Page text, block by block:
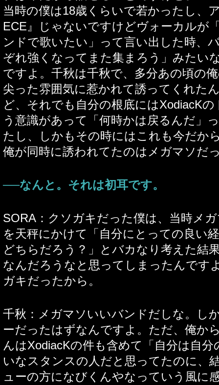
当時の僕は18歳くらいで若かったし、
ECE』じゃないですけどヴォーカルが
ンドで歌いたい」って言い出した時、
ぞれ強くなってまた集まろう」みたい
ですよ。千秋は千秋で、多分あの頃の
尖った雰囲気に惹かれて誘ってくれた
ど、それでも自分の根底にはXodiacK
う意識があって「何時かは戻るんだ」
たし、しかもその時にはこれも今だか
俺が同時に誘われてたのはメガマソだ
──なんと。それは初耳です。
SORA：クソガキだった僕は、当時メ
を天秤にかけて「自分にとっての良い
どちらだろう？」とバカなり考えた結
なんだろうなと思ってしまったんです
ガキだったから。
千秋：メガマソいいバンドだしな。し
ーだったはずなんですよ。ただ、俺か
んはXodiacKの件も含めて「自分は自
いなスタンスの人だと思ってたのに、
ューの方になびくんやなっていう風に